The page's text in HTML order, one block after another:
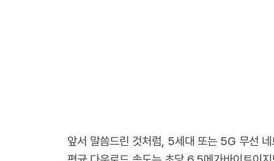
앞서 말씀드린 것처럼, 5세대 또는 5G 무선